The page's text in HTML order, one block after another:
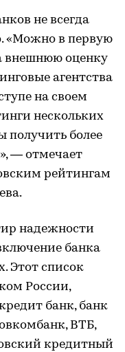
не всегда
«Можно в первую
внешнюю оценку
агентства
на своем
нескольких
получить более
— отмечает
рейтингам
надежности
банка
Этот список
России,
банк, банк
ВТБ,
кредитный